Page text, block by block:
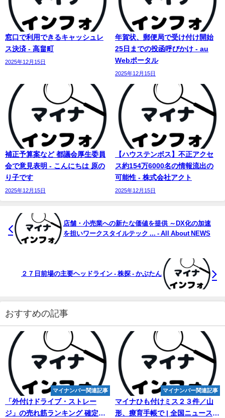
窓口で利用できるキャッシュレ
ス決済 - 高畠町
2025年12月15日
年賀状、郵便局で受け付け開始
25日までの投函呼びかけ - au
Webポータル
2025年12月15日
補正予算案など 都議会厚生委員
会で意見表明 - こんにちは 原の
り子です
2025年12月15日
【ハウステンボス】不正アクセ
ス約154万6000名の情報流出の
可能性 - 株式会社アクト
2025年12月15日
店舗・小売業への新たな価値を提供 ～DX化の加速
を担いワークスタイルテック ... - All About NEWS
２７日前場の主要ヘッドライン - 株探 - かぶたん
おすすめの記事
マイナンバー関連記事
「外付けドライブ・ストレー
ジ」の売れ筋ランキング 確定申
マイナンバー関連記事
マイナひも付けミス２３件／山
形、療育手帳で | 全国ニュース |